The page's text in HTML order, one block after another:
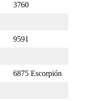
3760
9591
6875 Escorpión